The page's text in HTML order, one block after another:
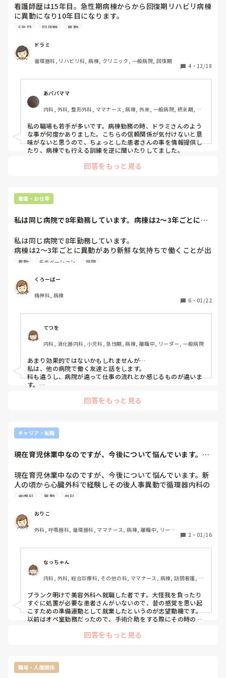
看護師歴は15年目。急性期病棟からから回復期リハビリ病棟
に異動になり10年目になります。
セラピストは若手が多くて、連携が取れない時はついつい看
てしまいます。同じような看護師の方はどのようにされてま
すか？
5年目 回復期 異動
ドラミ
循環器科, リハビリ科, 病棟, クリニック, 一般病院, 回復期
4 ・ 12/18
あパパママ
内科, 外科, 整形外科, ママナース, 病棟, 外来, 一般病院, 終末期, 保
私の職場も若手が多いです。病棟勤務の時、ドラミさんのよう
な事が何度かありました。こちらの信頼関係が気付けないと意
味がないと思うので、ちょっとした患者さんの事を情報提供し
たり、病棟でも行える訓練を逆に聞いたりしてました。
回答をもっと見る
看護・お仕事
私は同じ病院で8年勤務しています。病棟は2〜3年ごとに異
私は同じ病院で8年勤務しています。
病棟は2〜3年ごとに異動があり新鮮な気持ちで働くことが出
来ますが、時折毎日同じようなことを繰り返しているような
皆さんは、このような気持ちになったことはありますか？ま
た、モチベーションが下がった時にどのような方法で持ち直
していますか？
異動 モチベーション 病院
くろーばー
精神科, 病棟
6 ・ 01/22
てつを
内科, 消化器内科, 小児科, 急性期, 病棟, 離職中, リーダー, 一般病院
あまり効果的ではないかもしれませんが…
私は、他の病院で働く友達と話をします。
科も違うし、病院が違って仕事の流れとか感じるものが違いま
す。
同僚の方が愚痴もわかりあってストレス発散とかにはなります
が、私は他の話を聞くのも気分転換になってます。
回答をもっと見る
キャリア・転職
現在育児休業中なのですが、今後について悩んでいます。新
現在育児休業中なのですが、今後について悩んでいます。新
人の頃から心臓外科で経験しその後人事異動で循環器内科の
病棟で経験しました。
そしてもともと美容皮膚科に行きたいという希望もあるので
すが、子持ちでの転職に不安があります。
経験した方いらっしゃいましたら経験談をお聞きしたいで
皮膚科 異動 外科
おりこ
外科, 呼吸器科, 循環器科, ママナース, 病棟, 離職中, リーダ
2 ・ 01/16
なっちゃん
内科, 外科, 総合診療科, その他の科, ママナース, 病棟, 訪問看護, 保
ブランク明けで美容外科へ就職した者です。大怪我を負ったり
すぐに処置が必要な患者さんがいないので、昔の感覚を思い起
こすための準備運動として就業したというのが志望動機です。
以前はオペ室勤務だったので、手術介助をする際にその時の知
もあります。たとえば患者さんへの対応です。見た目に対し自
いうよりは接客に近い感じがします。
回答をもっと見る
職場・人間関係